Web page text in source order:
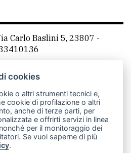
Carlo Baslini 5, 23807 -
LeccoOnline
RSS
policy
cookies
o altri strumenti tecnici e,
cookie di profilazione o altri
anche di terze parti, per
e offrirti servizi in linea
per il monitoraggio dei
Se vuoi saperne di più
.